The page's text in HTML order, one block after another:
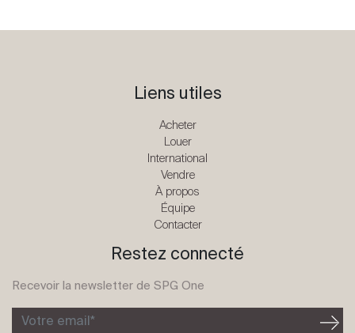
Liens utiles
Acheter
Louer
International
Vendre
À propos
Équipe
Contacter
Restez connecté
Recevoir la newsletter de SPG One
Votre email*